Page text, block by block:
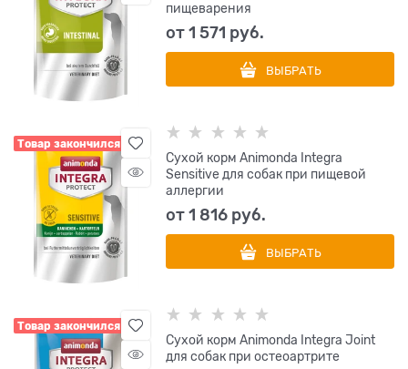
пищеварения
от1 571 руб.
ВЫБРАТЬ
Товар закончился
Сухой корм Animonda Integra
Sensitive для собак при пищевой
аллергии
от1 816 руб.
ВЫБРАТЬ
Товар закончился
Сухой корм Animonda Integra Joint
для собак при остеоартрите